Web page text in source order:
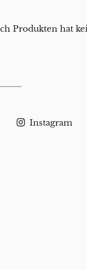
Produkten hat
Instagram